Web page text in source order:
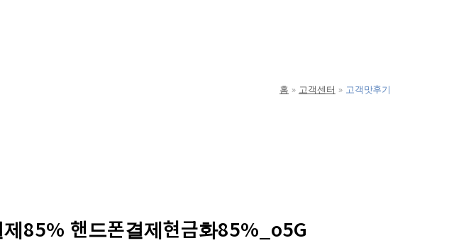
홈 고객센터 고객맛후기
85% 핸드폰결제현금화85%_o5G